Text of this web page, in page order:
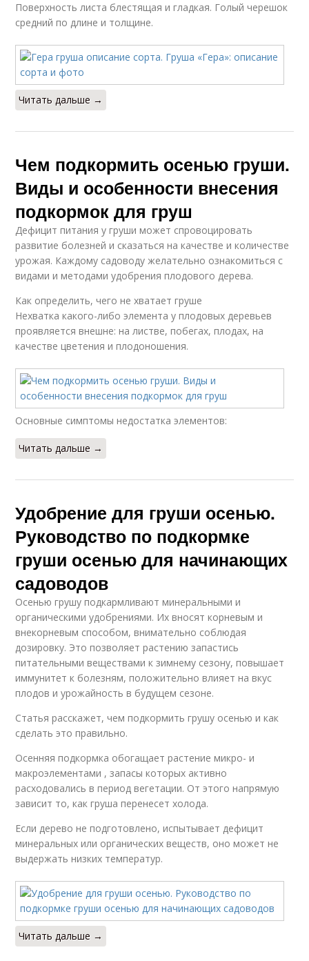
Поверхность листа блестящая и гладкая. Голый черешок
средний по длине и толщине.
Читать дальше →
Чем подкормить осенью груши.
Виды и особенности внесения
подкормок для груш
Дефицит питания у груши может спровоцировать
развитие болезней и сказаться на качестве и количестве
урожая. Каждому садоводу желательно ознакомиться с
видами и методами удобрения плодового дерева.
Как определить, чего не хватает груше
Нехватка какого-либо элемента у плодовых деревьев
проявляется внешне: на листве, побегах, плодах, на
качестве цветения и плодоношения.
Основные симптомы недостатка элементов:
Читать дальше →
Удобрение для груши осенью.
Руководство по подкормке
груши осенью для начинающих
садоводов
Осенью грушу подкармливают минеральными и
органическими удобрениями. Их вносят корневым и
внекорневым способом, внимательно соблюдая
дозировку. Это позволяет растению запастись
питательными веществами к зимнему сезону, повышает
иммунитет к болезням, положительно влияет на вкус
плодов и урожайность в будущем сезоне.
Статья расскажет, чем подкормить грушу осенью и как
сделать это правильно.
Осенняя подкормка обогащает растение микро- и
макроэлементами , запасы которых активно
расходовались в период вегетации. От этого напрямую
зависит то, как груша перенесет холода.
Если дерево не подготовлено, испытывает дефицит
минеральных или органических веществ, оно может не
выдержать низких температур.
Читать дальше →